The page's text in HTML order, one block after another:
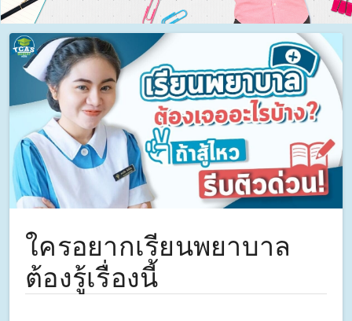
ใครอยากเรียนพยาบาล
ต้องรู้เรื่องนี้